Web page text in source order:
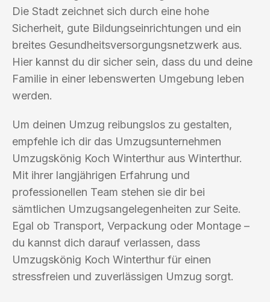
Die Stadt zeichnet sich durch eine hohe
Sicherheit, gute Bildungseinrichtungen und ein
breites Gesundheitsversorgungsnetzwerk aus.
Hier kannst du dir sicher sein, dass du und deine
Familie in einer lebenswerten Umgebung leben
werden.
Um deinen Umzug reibungslos zu gestalten,
empfehle ich dir das Umzugsunternehmen
Umzugskönig Koch Winterthur aus Winterthur.
Mit ihrer langjährigen Erfahrung und
professionellen Team stehen sie dir bei
sämtlichen Umzugsangelegenheiten zur Seite.
Egal ob Transport, Verpackung oder Montage –
du kannst dich darauf verlassen, dass
Umzugskönig Koch Winterthur für einen
stressfreien und zuverlässigen Umzug sorgt.